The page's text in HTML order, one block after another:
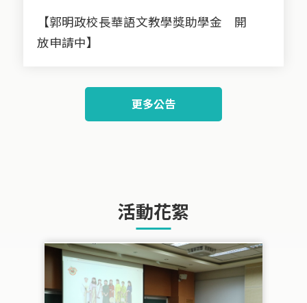
【郭明政校長華語文教學獎助學金 開
放申請中】
更多公告
活動花絮